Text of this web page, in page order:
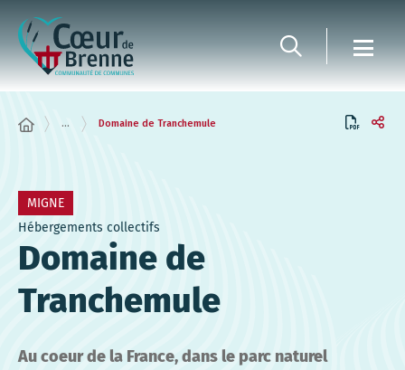
... Domaine de Tranchemule
MIGNE
Hébergements collectifs
Domaine de
Tranchemule
Au coeur de la France, dans le parc naturel